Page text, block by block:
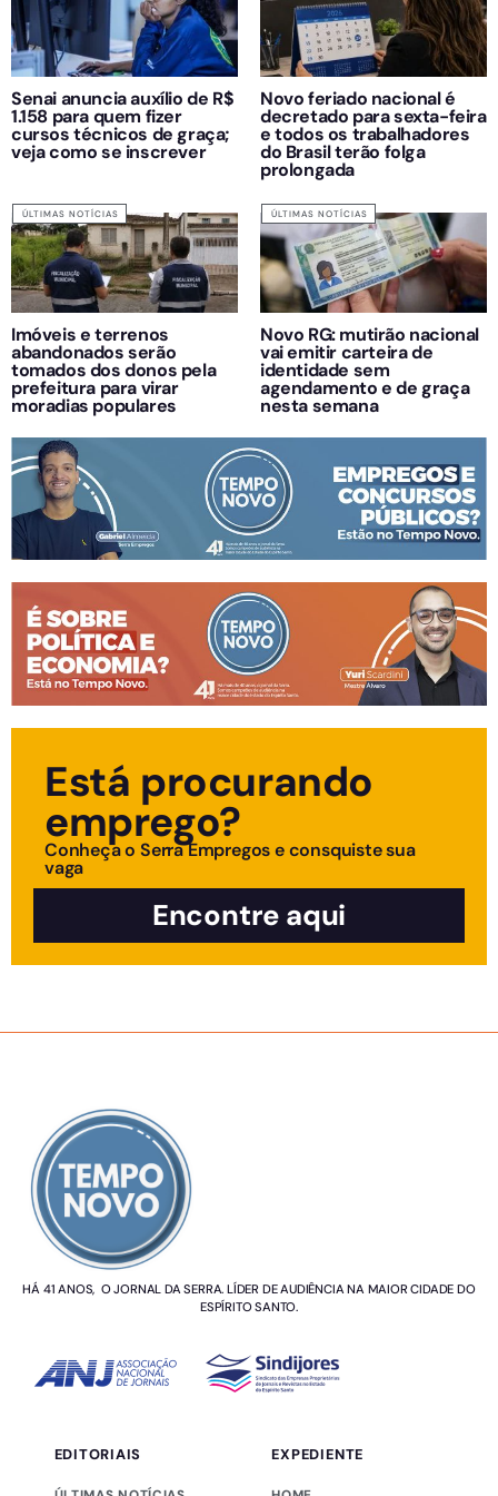
Senai anuncia auxílio de R$
1.158 para quem fizer
cursos técnicos de graça;
veja como se inscrever
Novo feriado nacional é
decretado para sexta-feira
e todos os trabalhadores
do Brasil terão folga
prolongada
ÚLTIMAS NOTÍCIAS
Imóveis e terrenos
abandonados serão
tomados dos donos pela
prefeitura para virar
moradias populares
ÚLTIMAS NOTÍCIAS
Novo RG: mutirão nacional
vai emitir carteira de
identidade sem
agendamento e de graça
nesta semana
Está procurando
emprego?
Conheça o Serra Empregos e consquiste sua
vaga
Encontre aqui
HÁ 41 ANOS, O JORNAL DA SERRA. LÍDER DE AUDIÊNCIA NA MAIOR CIDADE DO
ESPÍRITO SANTO.
EDITORIAIS EXPEDIENTE